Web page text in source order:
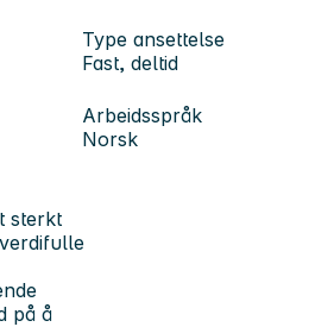
Type ansettelse
Fast, deltid
Arbeidsspråk
Norsk
sterkt
på å